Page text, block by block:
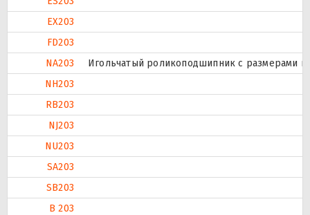
EX203
FD203
NA203
Игольчатый роликоподшипник с размерами
NH203
RB203
NJ203
NU203
SA203
SB203
B 203